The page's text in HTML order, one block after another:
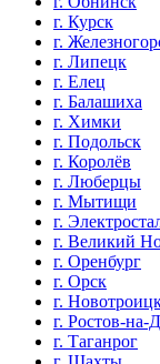
г. Курск
г.
г. Липецк
г. Елец
г. Балашиха
г. Химки
г. Подольск
г. Королёв
г. Люберцы
г. Мытищи
г.
г. Великий
г. Оренбург
г. Орск
г.
г. Ростов-на-
г. Таганрог